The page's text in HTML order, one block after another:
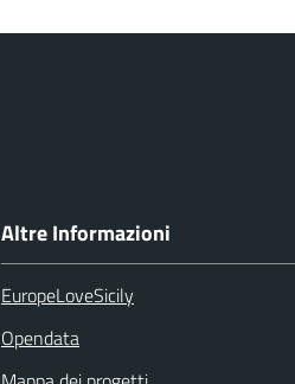
Altre Informazioni
EuropeLoveSicily
Opendata